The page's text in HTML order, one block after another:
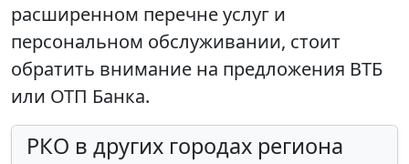
расширенном перечне услуг и
персональном обслуживании, стоит
обратить внимание на предложения ВТБ
или ОТП Банка.
РКО в других городах региона